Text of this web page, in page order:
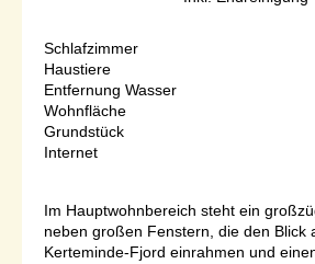
Schlafzimmer
Haustiere
Entfernung Wasser
Wohnfläche
Grundstück
Internet
Im Hauptwohnbereich steht ein
neben großen Fenstern, die den Blick
Kerteminde-Fjord einrahmen und